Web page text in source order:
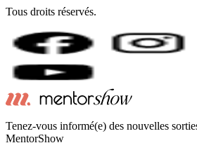
Tous droits réservés.
Tenez-vous informé(e) des nouvelles
MentorShow